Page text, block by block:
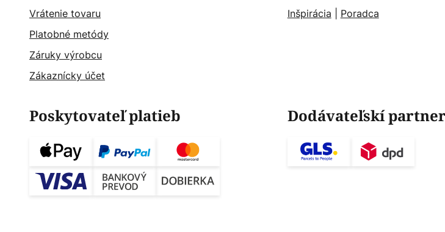
Vrátenie tovaru
Platobné metódy
Záruky výrobcu
Zákaznícky účet
Inšpirácia
Poradca
Poskytovateľ platieb Dodávateľskí